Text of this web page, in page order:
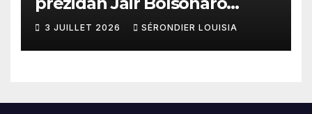
mande gouvènman
ameriken an ogmante taks
sou tout pwodui Brezil ap
3 JUILLET 2026 SÉRONDIER LOUISIA